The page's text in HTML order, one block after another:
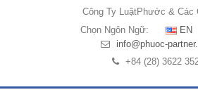
Công Ty LuậtPhước & Các
Chọn Ngôn Ngữ:
EN
info@phuoc-
+84 (28) 3622